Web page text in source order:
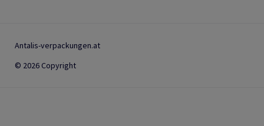
Antalis-verpackungen.at
© 2026 Copyright